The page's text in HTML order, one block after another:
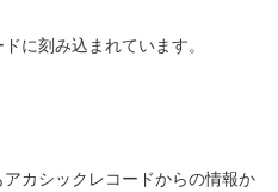
に刻み込まれています。
カシックレコードからの情報か